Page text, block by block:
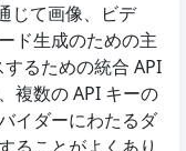
じて画像、ビデ
ド生成のための主
るための統合 API
複数の API キーの
イダーにわたるダ